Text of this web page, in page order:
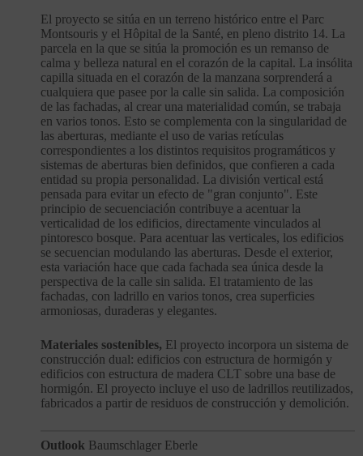
El proyecto se sitúa en un terreno histórico entre el Parc
Montsouris y el Hôpital de la Santé, en pleno distrito 14. La
parcela en la que se sitúa la promoción es un remanso de
calma y belleza natural en el corazón de la capital. La insólita
capilla situada en el corazón de la manzana sorprenderá a
cualquiera que pasee por la calle sin salida. La composición
de las fachadas, al crear una materialidad común, se trabaja
en varios tonos. Esto se complementa con la singularidad de
las aberturas, mediante el uso de varias retículas
correspondientes a los distintos requisitos programáticos y
sistemas de aberturas bien definidos, que confieren a cada
entidad su propia personalidad. La división vertical está
pensada para evitar un efecto de "gran conjunto". Este
principio de secuenciación contribuye a acentuar la
verticalidad de los edificios, directamente vinculados al
pintoresco bosque. Para acentuar las verticales, los edificios
se secuencian modulando las aberturas. Desde el exterior,
esta variación hace que cada fachada sea única desde la
perspectiva de la calle sin salida. El tratamiento de las
fachadas, con ladrillo en varios tonos, crea superficies
armoniosas, duraderas y elegantes.
Materiales sostenibles, El proyecto incorpora un sistema de
construcción dual: edificios con estructura de hormigón y
edificios con estructura de madera CLT sobre una base de
hormigón. El proyecto incluye el uso de ladrillos reutilizados,
fabricados a partir de residuos de construcción y demolición.
Outlook Baumschlager Eberle